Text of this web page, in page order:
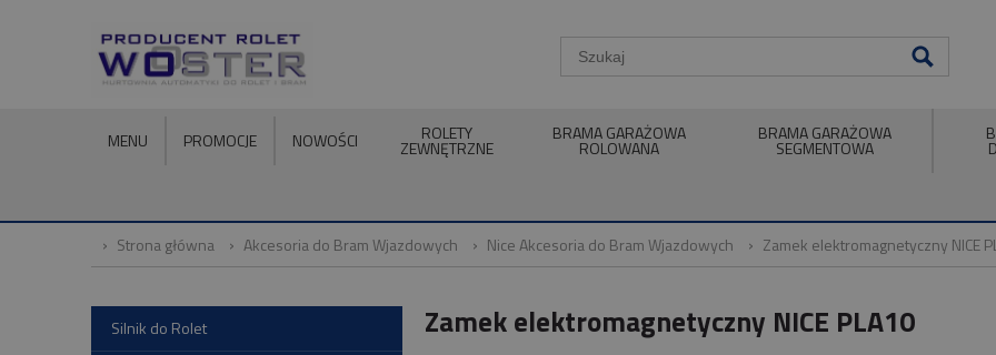
MENU PROMOCJE NOWOŚCI ROLETY
ZEWNĘTRZNE
BRAMA GARAŻOWA
ROLOWANA
BRAMA GARAŻOWA
SEGMENTOWA
Strona główna Akcesoria do Bram Wjazdowych Nice Akcesoria do Bram Wjazdowych Zamek elektromagnetyczny NICE
Silnik do Rolet
Zamek elektromagnetyczny NICE PLA10